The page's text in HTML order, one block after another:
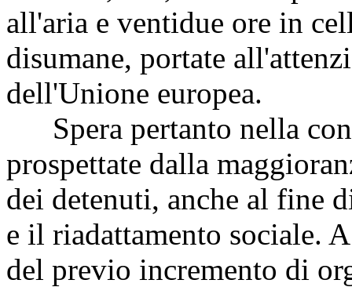
all'aria e ventidue ore in
disumane, portate
dell'Unione europea.
Spera pertanto nella
prospettate dalla
dei detenuti, anche al fine
e il riadattamento sociale.
del previo incremento di